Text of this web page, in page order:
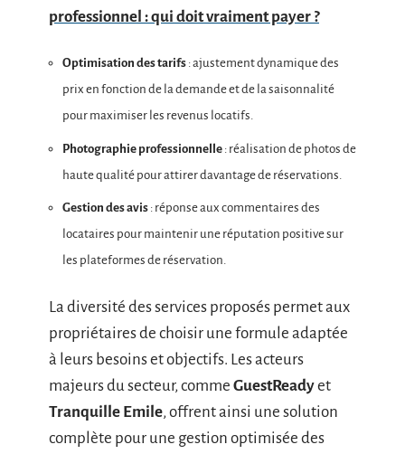
professionnel : qui doit vraiment payer ?
Optimisation des tarifs : ajustement dynamique des
prix en fonction de la demande et de la saisonnalité
pour maximiser les revenus locatifs.
Photographie professionnelle : réalisation de photos de
haute qualité pour attirer davantage de réservations.
Gestion des avis : réponse aux commentaires des
locataires pour maintenir une réputation positive sur
les plateformes de réservation.
La diversité des services proposés permet aux
propriétaires de choisir une formule adaptée
à leurs besoins et objectifs. Les acteurs
majeurs du secteur, comme GuestReadyet
Tranquille Emile, offrent ainsi une solution
complète pour une gestion optimisée des